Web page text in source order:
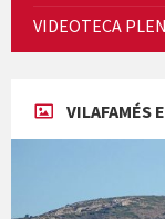
Cicle de Cine i
VIDEOTECA
VILAFAMÉS